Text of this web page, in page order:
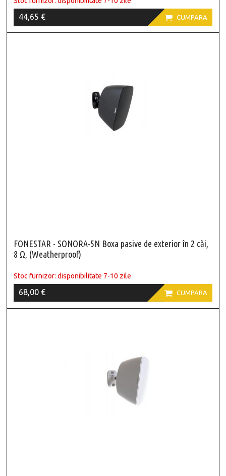
 CUMPARA
44,65 €
FONESTAR - SONORA-5N Boxa pasive de exterior în 2 căi,
8 Ω, (Weatherproof)
Stoc furnizor: disponibilitate 7-10 zile
 CUMPARA
68,00 €